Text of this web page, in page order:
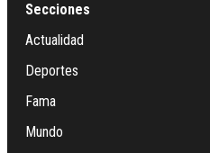
Secciones
Actualidad
Deportes
Fama
Mundo